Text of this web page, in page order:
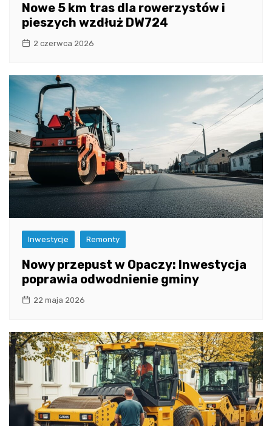
Nowe 5 km tras dla rowerzystów i
pieszych wzdłuż DW724
2 czerwca 2026
Inwestycje Remonty
Nowy przepust w Opaczy: Inwestycja
poprawia odwodnienie gminy
22 maja 2026